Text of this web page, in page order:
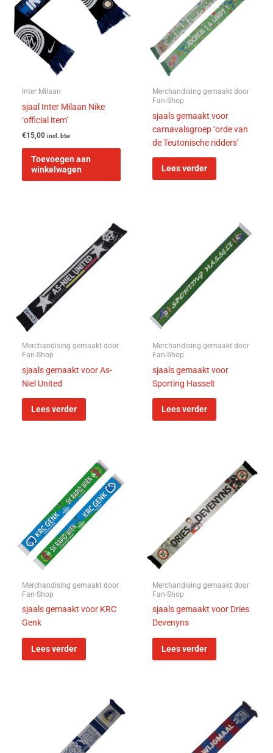
Inter Milaan
sjaal Inter Milaan Nike
‘official item’
€15,00 incl. btw
Toevoegen aan
winkelwagen
Merchandising gemaakt door
Fan-Shop
sjaals gemaakt voor
carnavalsgroep ‘orde van
de Teutonische ridders’
Lees verder
Merchandising gemaakt door
Fan-Shop
sjaals gemaakt voor As-
Niel United
Lees verder
Merchandising gemaakt door
Fan-Shop
sjaals gemaakt voor
Sporting Hasselt
Lees verder
Merchandising gemaakt door
Fan-Shop
sjaals gemaakt voor KRC
Genk
Lees verder
Merchandising gemaakt door
Fan-Shop
sjaals gemaakt voor Dries
Devenyns
Lees verder